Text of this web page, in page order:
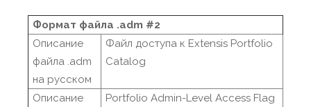
Формат файла .adm #2
Описание
файла .adm
на русском
Файл доступа к Extensis Portfolio
Catalog
Описание
Portfolio Admin-Level Access Flag